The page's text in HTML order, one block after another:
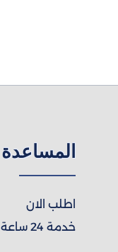
المساعدة
اطلب الان
خدمة 24 ساعة علي مدار الاسبوع